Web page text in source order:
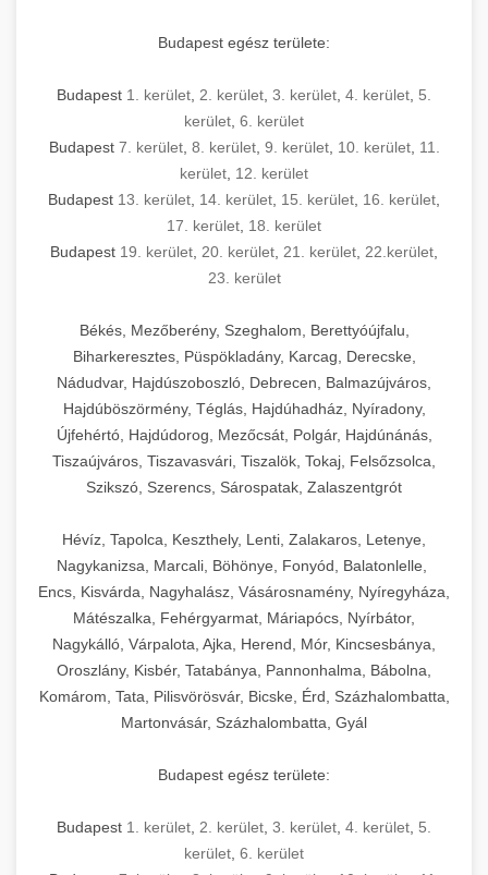
Budapest egész területe:
Budapest 1. kerület 2. kerület 3. kerület 4. kerület 5.
kerület 6. kerület
Budapest 7. kerület, 8. kerület, 9. kerület, 10. kerület, 11.
kerület 12. kerület
Budapest 13. kerület 14. kerület 15. kerület 16. kerület
17. kerület 18. kerület
Budapest 19. kerület 20. kerület 21. kerület 22.kerület
23. kerület
Békés, Mezőberény, Szeghalom, Berettyóújfalu,
Biharkeresztes, Püspökladány, Karcag, Derecske,
Nádudvar, Hajdúszoboszló, Debrecen, Balmazújváros,
Hajdúböszörmény, Téglás, Hajdúhadház, Nyíradony,
Újfehértó, Hajdúdorog, Mezőcsát, Polgár, Hajdúnánás,
Tiszaújváros, Tiszavasvári, Tiszalök, Tokaj, Felsőzsolca,
Szikszó, Szerencs, Sárospatak, Zalaszentgrót
Hévíz, Tapolca, Keszthely, Lenti, Zalakaros, Letenye,
Nagykanizsa, Marcali, Böhönye, Fonyód, Balatonlelle,
Encs, Kisvárda, Nagyhalász, Vásárosnamény, Nyíregyháza,
Mátészalka, Fehérgyarmat, Máriapócs, Nyírbátor,
Nagykálló, Várpalota, Ajka, Herend, Mór, Kincsesbánya,
Oroszlány, Kisbér, Tatabánya, Pannonhalma, Bábolna,
Komárom, Tata, Pilisvörösvár, Bicske, Érd, Százhalombatta,
Martonvásár, Százhalombatta, Gyál
Budapest egész területe:
Budapest 1. kerület 2. kerület 3. kerület 4. kerület 5.
kerület 6. kerület